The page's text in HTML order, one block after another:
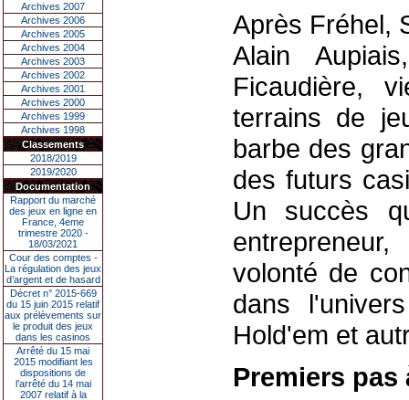
Archives 2007
Archives 2006
Archives 2005
Archives 2004
Archives 2003
Archives 2002
Archives 2001
Archives 2000
Archives 1999
Archives 1998
Classements
2018/2019
2019/2020
Documentation
Rapport du marché
des jeux en ligne en
France, 4eme
trimestre 2020 -
18/03/2021
Cour des comptes -
La régulation des jeux
d’argent et de hasard
Décret n° 2015-669
du 15 juin 2015 relatif
aux prélèvements sur
le produit des jeux
dans les casinos
Arrêté du 15 mai
2015 modifiant les
dispositions de
l’arrêté du 14 mai
2007 relatif à la
Après Fréhel,
Alain
Ficaudière,
terrains de
barbe des
des futurs
Un succès
volonté de
dans
Hold'em et
Premiers pas